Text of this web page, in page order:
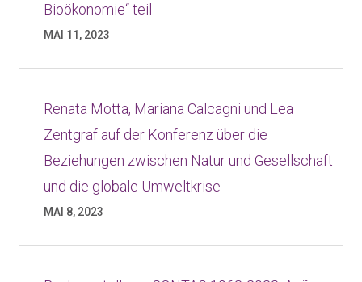
Bioökonomie“ teil
MAI 11, 2023
Renata Motta, Mariana Calcagni und Lea
Zentgraf auf der Konferenz über die
Beziehungen zwischen Natur und Gesellschaft
und die globale Umweltkrise
MAI 8, 2023